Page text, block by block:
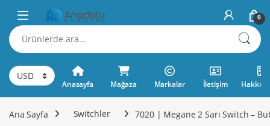
Skip to navigation
Skip to content
0
Ara:
Anasayfa Mağaza Markalar İletişim
Ana Sayfa Switchler 7020 | Megane 2 Sarı Switch –